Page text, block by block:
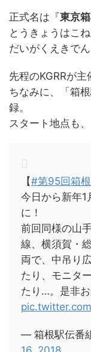
正式名は『東京
とうきょうはこ
だいがくえきでん
先程のKGRRが主
ちなみに、「箱
録。
スタート地点も
【#第95回箱
今日から新年1
に！
前回同様の山
線、横須賀・
両で、中吊り
たり、モニタ
たり…。是非お
— 箱根駅伝番